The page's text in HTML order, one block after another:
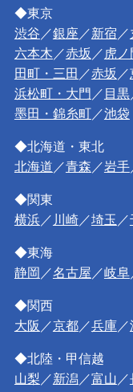
◆東京
渋谷 ／銀座 ／新宿 ／
六本木 ／赤坂 ／ 虎ノ
田町・三田 ／赤坂 ／
浜松町・大門 ／ 目黒
墨田・錦糸町／池袋
◆北海道・東北
北海道 ／青森 ／岩手
◆関東
横浜／ 川崎／埼玉 ／
◆東海
静岡 ／名古屋 ／岐阜
◆関西
大阪 ／京都／兵庫／
◆北陸・甲信越
山梨 ／新潟 ／富山 ／